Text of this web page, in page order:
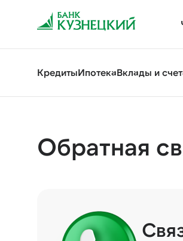
КредитыИпотекаВклады и
Обратная